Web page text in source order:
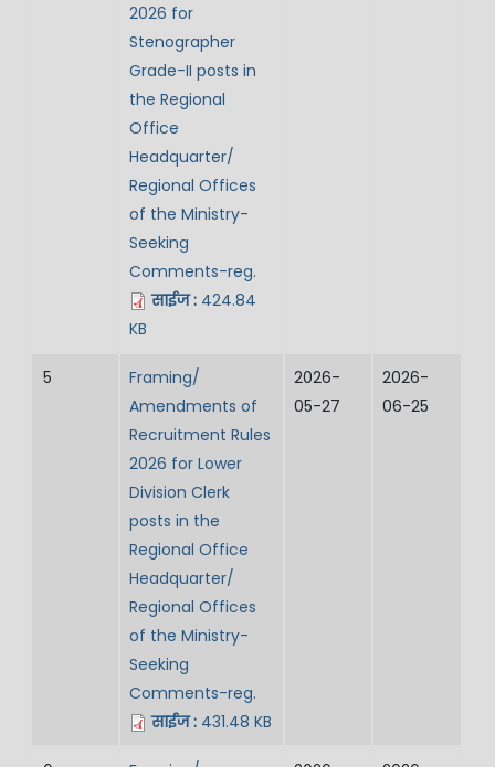
2026 for
Stenographer
Grade-II posts in
the Regional
Office
Headquarter/
Regional Offices
of the Ministry-
Seeking
Comments-reg.
साईज :424.84
KB
5
Framing/
Amendments of
Recruitment Rules
2026 for Lower
Division Clerk
posts in the
Regional Office
Headquarter/
Regional Offices
of the Ministry-
Seeking
Comments-reg.
साईज :431.48 KB
2026-
05-27
2026-
06-25